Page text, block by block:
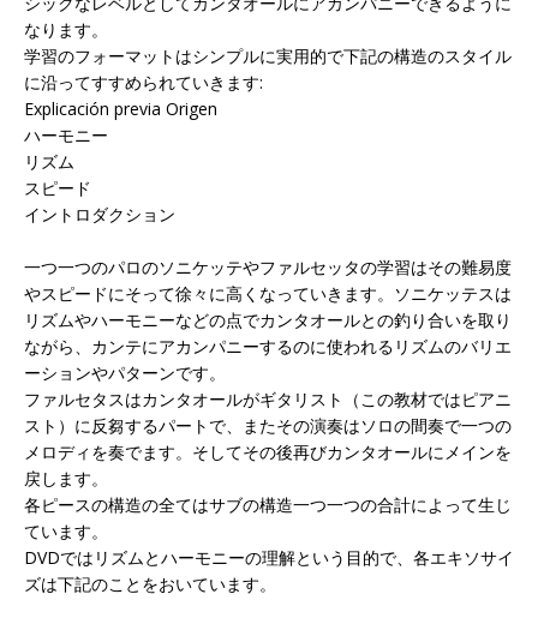
なります。
学習のフォーマットはシンプルに実用的で下記の構造のスタイル
に沿ってすすめられていきます:
Explicación previa Origen
ハーモニー
リズム
スピード
イントロダクション
一つ一つのパロのソニケッテやファルセッタの学習はその難易度
やスピードにそって徐々に高くなっていきます。ソニケッテスは
リズムやハーモニーなどの点でカンタオールとの釣り合いを取り
ながら、カンテにアカンパニーするのに使われるリズムのバリエ
ーションやパターンです。
ファルセタスはカンタオールがギタリスト（この教材ではピアニ
スト）に反芻するパートで、またその演奏はソロの間奏で一つの
メロディを奏でます。そしてその後再びカンタオールにメインを
戻します。
各ピースの構造の全てはサブの構造一つ一つの合計によって生じ
ています。
DVDではリズムとハーモニーの理解という目的で、各エキソサイ
ズは下記のことをおいています。